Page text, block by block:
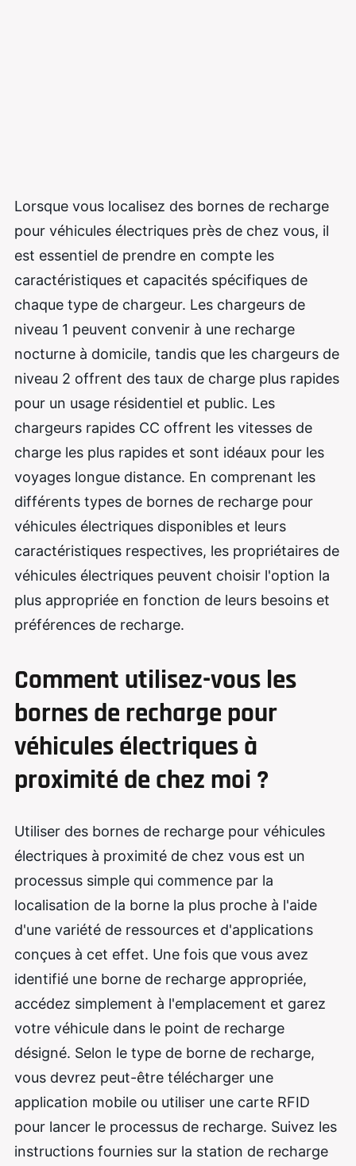
Lorsque vous localisez des bornes de recharge
pour véhicules électriques près de chez vous, il
est essentiel de prendre en compte les
caractéristiques et capacités spécifiques de
chaque type de chargeur. Les chargeurs de
niveau 1 peuvent convenir à une recharge
nocturne à domicile, tandis que les chargeurs de
niveau 2 offrent des taux de charge plus rapides
pour un usage résidentiel et public. Les
chargeurs rapides CC offrent les vitesses de
charge les plus rapides et sont idéaux pour les
voyages longue distance. En comprenant les
différents types de bornes de recharge pour
véhicules électriques disponibles et leurs
caractéristiques respectives, les propriétaires de
véhicules électriques peuvent choisir l'option la
plus appropriée en fonction de leurs besoins et
préférences de recharge.
Comment utilisez-vous les
bornes de recharge pour
véhicules électriques à
proximité de chez moi ?
Utiliser des bornes de recharge pour véhicules
électriques à proximité de chez vous est un
processus simple qui commence par la
localisation de la borne la plus proche à l'aide
d'une variété de ressources et d'applications
conçues à cet effet. Une fois que vous avez
identifié une borne de recharge appropriée,
accédez simplement à l'emplacement et garez
votre véhicule dans le point de recharge
désigné. Selon le type de borne de recharge,
vous devrez peut-être télécharger une
application mobile ou utiliser une carte RFID
pour lancer le processus de recharge. Suivez les
instructions fournies sur la station de recharge